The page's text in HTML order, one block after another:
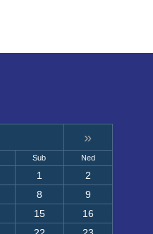
»
Sub Ned
1
2
8
9
15
16